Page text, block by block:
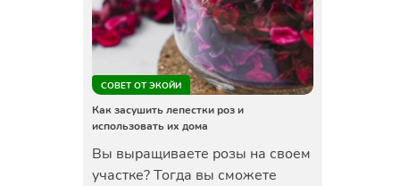
СОВЕТ ОТ ЭКОЙИ
Как засушить лепестки роз и
использовать их дома
Вы выращиваете розы на своем
участке? Тогда вы сможете